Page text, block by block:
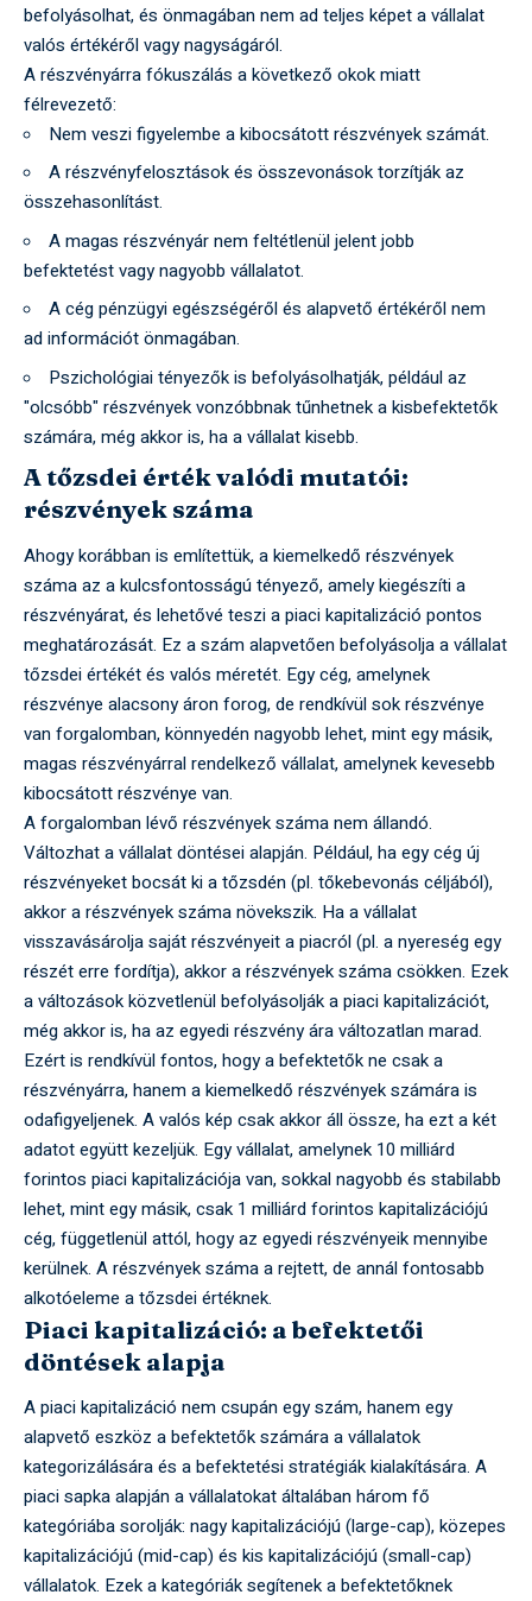
befolyásolhat, és önmagában nem ad teljes képet a vállalat
valós értékéről vagy nagyságáról.
A részvényárra fókuszálás a következő okok miatt
félrevezető:
Nem veszi figyelembe a kibocsátott részvények számát.
A részvényfelosztások és összevonások torzítják az
összehasonlítást.
A magas részvényár nem feltétlenül jelent jobb
befektetést vagy nagyobb vállalatot.
A cég pénzügyi egészségéről és alapvető értékéről nem
ad információt önmagában.
Pszichológiai tényezők is befolyásolhatják, például az
"olcsóbb" részvények vonzóbbnak tűnhetnek a kisbefektetők
számára, még akkor is, ha a vállalat kisebb.
A tőzsdei érték valódi mutatói:
részvények száma
Ahogy korábban is említettük, a kiemelkedő részvények
száma az a kulcsfontosságú tényező, amely kiegészíti a
részvényárat, és lehetővé teszi a piaci kapitalizáció pontos
meghatározását. Ez a szám alapvetően befolyásolja a vállalat
tőzsdei értékét és valós méretét. Egy cég, amelynek
részvénye alacsony áron forog, de rendkívül sok részvénye
van forgalomban, könnyedén nagyobb lehet, mint egy másik,
magas részvényárral rendelkező vállalat, amelynek kevesebb
kibocsátott részvénye van.
A forgalomban lévő részvények száma nem állandó.
Változhat a vállalat döntései alapján. Például, ha egy cég új
részvényeket bocsát ki a tőzsdén (pl. tőkebevonás céljából),
akkor a részvények száma növekszik. Ha a vállalat
visszavásárolja saját részvényeit a piacról (pl. a nyereség egy
részét erre fordítja), akkor a részvények száma csökken. Ezek
a változások közvetlenül befolyásolják a piaci kapitalizációt,
még akkor is, ha az egyedi részvény ára változatlan marad.
Ezért is rendkívül fontos, hogy a befektetők ne csak a
részvényárra, hanem a kiemelkedő részvények számára is
odafigyeljenek. A valós kép csak akkor áll össze, ha ezt a két
adatot együtt kezeljük. Egy vállalat, amelynek 10 milliárd
forintos piaci kapitalizációja van, sokkal nagyobb és stabilabb
lehet, mint egy másik, csak 1 milliárd forintos kapitalizációjú
cég, függetlenül attól, hogy az egyedi részvényeik mennyibe
kerülnek. A részvények száma a rejtett, de annál fontosabb
alkotóeleme a tőzsdei értéknek.
Piaci kapitalizáció: a befektetői
döntések alapja
A piaci kapitalizáció nem csupán egy szám, hanem egy
alapvető eszköz a befektetők számára a vállalatok
kategorizálására és a befektetési stratégiák kialakítására. A
piaci sapka alapján a vállalatokat általában három fő
kategóriába sorolják: nagy kapitalizációjú (large-cap), közepes
kapitalizációjú (mid-cap) és kis kapitalizációjú (small-cap)
vállalatok. Ezek a kategóriák segítenek a befektetőknek